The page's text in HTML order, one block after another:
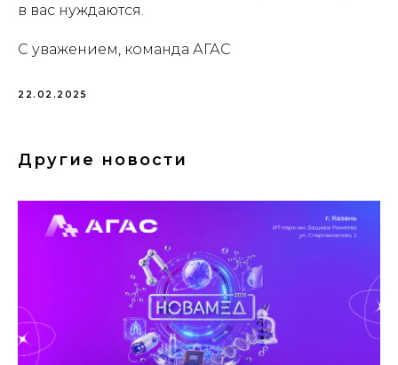
в вас нуждаются.
С уважением, команда АГАС
22.02.2025
Другие новости